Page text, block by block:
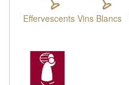
Effervescents Vins Blancs